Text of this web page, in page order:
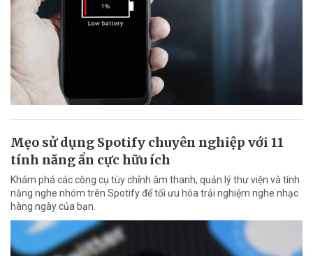
Mẹo sử dụng Spotify chuyên nghiệp với 11
tính năng ẩn cực hữu ích
Khám phá các công cụ tùy chỉnh âm thanh, quản lý thư viện và tính
năng nghe nhóm trên Spotify để tối ưu hóa trải nghiệm nghe nhạc
hàng ngày của bạn.